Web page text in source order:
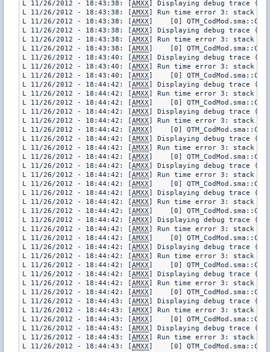
L 11/26/2012 - 18:43:38: [AMXX] Displaying debug trace
L 11/26/2012 - 18:43:38: [AMXX] Run time error 3: stack
L 11/26/2012 - 18:43:38: [AMXX]    [0]
L 11/26/2012 - 18:43:38: [AMXX] Displaying debug trace
L 11/26/2012 - 18:43:38: [AMXX] Run time error 3: stack
L 11/26/2012 - 18:43:38: [AMXX]    [0]
L 11/26/2012 - 18:43:40: [AMXX] Displaying debug trace
L 11/26/2012 - 18:43:40: [AMXX] Run time error 3: stack
L 11/26/2012 - 18:43:40: [AMXX]    [0]
L 11/26/2012 - 18:44:42: [AMXX] Displaying debug trace
L 11/26/2012 - 18:44:42: [AMXX] Run time error 3: stack
L 11/26/2012 - 18:44:42: [AMXX]    [0]
L 11/26/2012 - 18:44:42: [AMXX] Displaying debug trace
L 11/26/2012 - 18:44:42: [AMXX] Run time error 3: stack
L 11/26/2012 - 18:44:42: [AMXX]    [0]
L 11/26/2012 - 18:44:42: [AMXX] Displaying debug trace
L 11/26/2012 - 18:44:42: [AMXX] Run time error 3: stack
L 11/26/2012 - 18:44:42: [AMXX]    [0]
L 11/26/2012 - 18:44:42: [AMXX] Displaying debug trace
L 11/26/2012 - 18:44:42: [AMXX] Run time error 3: stack
L 11/26/2012 - 18:44:42: [AMXX]    [0]
L 11/26/2012 - 18:44:42: [AMXX] Displaying debug trace
L 11/26/2012 - 18:44:42: [AMXX] Run time error 3: stack
L 11/26/2012 - 18:44:42: [AMXX]    [0]
L 11/26/2012 - 18:44:42: [AMXX] Displaying debug trace
L 11/26/2012 - 18:44:42: [AMXX] Run time error 3: stack
L 11/26/2012 - 18:44:42: [AMXX]    [0]
L 11/26/2012 - 18:44:42: [AMXX] Displaying debug trace
L 11/26/2012 - 18:44:42: [AMXX] Run time error 3: stack
L 11/26/2012 - 18:44:42: [AMXX]    [0]
L 11/26/2012 - 18:44:42: [AMXX] Displaying debug trace
L 11/26/2012 - 18:44:42: [AMXX] Run time error 3: stack
L 11/26/2012 - 18:44:42: [AMXX]    [0]
L 11/26/2012 - 18:44:43: [AMXX] Displaying debug trace
L 11/26/2012 - 18:44:43: [AMXX] Run time error 3: stack
L 11/26/2012 - 18:44:43: [AMXX]    [0]
L 11/26/2012 - 18:44:43: [AMXX] Displaying debug trace
L 11/26/2012 - 18:44:43: [AMXX] Run time error 3: stack
L 11/26/2012 - 18:44:43: [AMXX]    [0]